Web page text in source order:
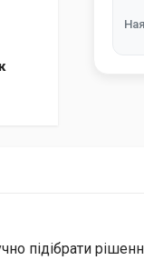
підібрати